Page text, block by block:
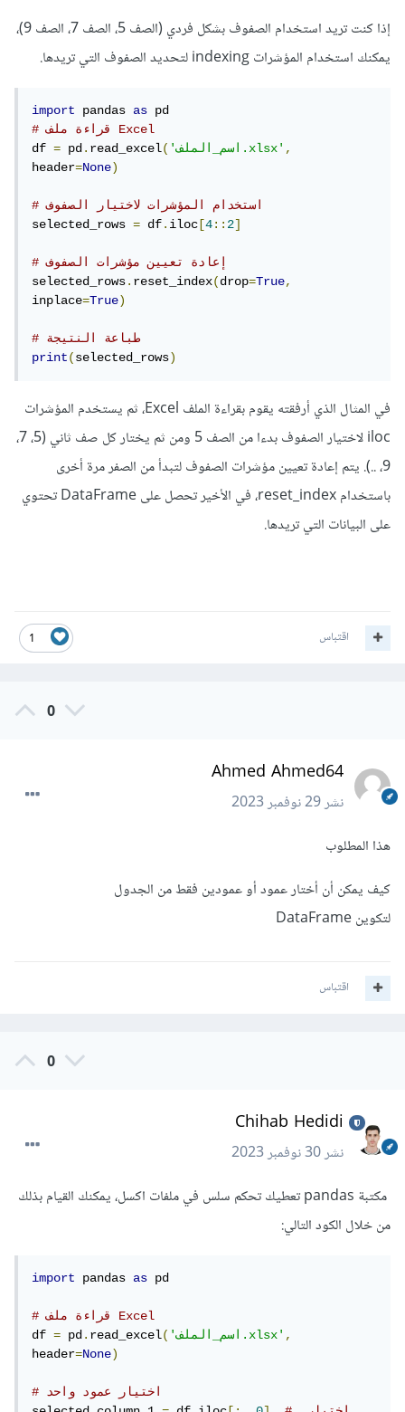
إذا كنت تريد استخدام الصفوف بشكل فردي (الصف 5، الصف 7، الصف 9)،
يمكنك استخدام المؤشرات indexing لتحديد الصفوف التي تريدها.
import pandas as
# قراءة ملف Excel
df = pd.read_excel( 'اسم_الملف.xlsx',
header=None)
# استخدام المؤشرات لاختيار الصفوف
selected_rows = df.iloc [4::2]
# إعادة تعيين مؤشرات الصفوف
selected_rows.reset_index(drop=True,
inplace=True)
# طباعة النتيجة
print(selected_rows)
في المثال الذي أرفقته يقوم بقراءة الملف Excel، ثم يستخدم المؤشرات
iloc لاختيار الصفوف بدءا من الصف 5 ومن ثم يختار كل صف ثاني (5، 7،
9، ..). يتم إعادة تعيين مؤشرات الصفوف لتبدأ من الصفر مرة أخرى
باستخدام reset_index، في الأخير تحصل على DataFrame تحتوي
على البيانات التي تريدها.
1 اقتباس
0
Ahmed Ahmed64
نشر29 نوفمبر 2023
هذا المطلوب
كيف يمكن أن أختار عمود أو عمودين فقط من الجدول
لتكوين DataFrame
اقتباس
0
Chihab Hedidi
نشر30 نوفمبر 2023
مكتبة pandas تعطيك تحكم سلس في ملفات اكسل، يمكنك القيام بذلك
من خلال الكود التالي:
import pandas as pd
# قراءة ملف Excel
df = pd.read_excel( 'اسم_الملف.xlsx',
header=None)
# اختيار عمود واحد